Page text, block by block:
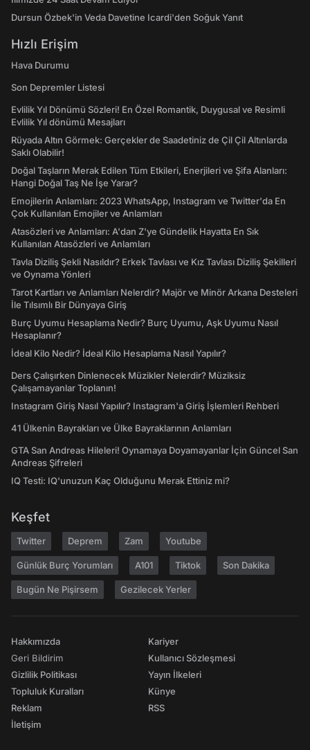
Dursun Özbek'in Veda Davetine Icardi'den Soğuk Yanıt
Hızlı Erişim
Hava Durumu
Son Depremler Listesi
Evlilik Yıl Dönümü Sözleri! En Özel Romantik, Duygusal ve Resimli
Evlilik Yıl dönümü Mesajları
Rüyada Altın Görmek: Gerçekler de Saadetiniz de Çil Çil Altınlarda
Saklı Olabilir!
Doğal Taşların Merak Edilen Tüm Etkileri, Enerjileri ve Şifa Alanları:
Hangi Doğal Taş Ne İşe Yarar?
Emojilerin Anlamları: 2023 WhatsApp, Instagram ve Twitter'da En
Çok Kullanılan Emojiler ve Anlamları
Atasözleri ve Anlamları: A'dan Z'ye Gündelik Hayatta En Sık
Kullanılan Atasözleri ve Anlamları
Tavla Diziliş Şekli Nasıldır? Erkek Tavlası ve Kız Tavlası Diziliş Şekilleri
ve Oynama Yönleri
Tarot Kartları ve Anlamları Nelerdir? Majör ve Minör Arkana Desteleri
İle Tılsımlı Bir Dünyaya Giriş
Burç Uyumu Hesaplama Nedir? Burç Uyumu, Aşk Uyumu Nasıl
Hesaplanır?
İdeal Kilo Nedir? İdeal Kilo Hesaplama Nasıl Yapılır?
Ders Çalışırken Dinlenecek Müzikler Nelerdir? Müziksiz
Çalışamayanlar Toplanın!
Instagram Giriş Nasıl Yapılır? Instagram'a Giriş İşlemleri Rehberi
41 Ülkenin Bayrakları ve Ülke Bayraklarının Anlamları
GTA San Andreas Hileleri! Oynamaya Doyamayanlar İçin Güncel San
Andreas Şifreleri
IQ Testi: IQ'unuzun Kaç Olduğunu Merak Ettiniz mi?
Keşfet
Twitter Deprem Zam Youtube
Günlük Burç Yorumları A101 Tiktok Son Dakika
Bugün Ne Pişirsem Gezilecek Yerler
Hakkımızda
Geri Bildirim
Gizlilik Politikası
Topluluk Kuralları
Reklam
İletişim
Kariyer
Kullanıcı Sözleşmesi
Yayın İlkeleri
Künye
RSS